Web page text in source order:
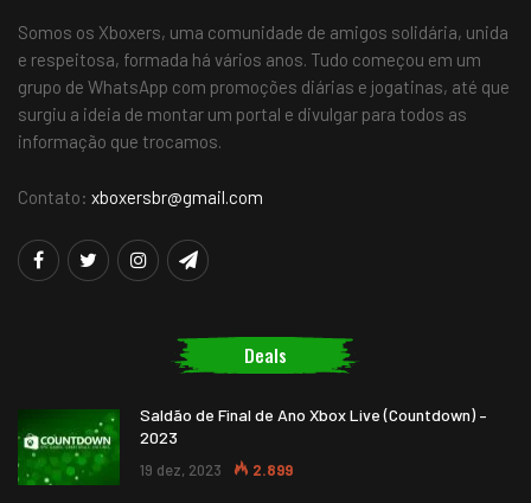
Somos os Xboxers, uma comunidade de amigos solidária, unida
e respeitosa, formada há vários anos. Tudo começou em um
grupo de WhatsApp com promoções diárias e jogatinas, até que
surgiu a ideia de montar um portal e divulgar para todos as
informação que trocamos.
Contato: xboxersbr@gmail.com
Deals
Saldão de Final de Ano Xbox Live (Countdown) –
2023
19 dez, 2023 2.899